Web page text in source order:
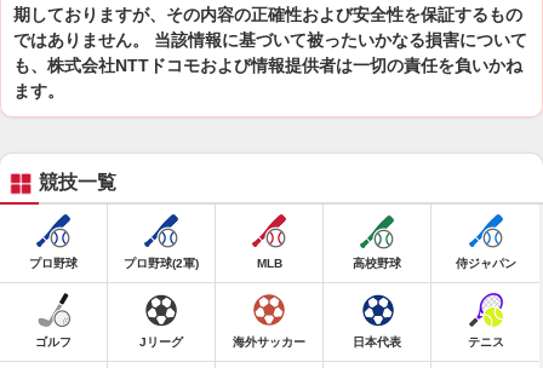
期しておりますが、その内容の正確性および安全性を保証するもの
ではありません。 当該情報に基づいて被ったいかなる損害について
も、株式会社NTTドコモおよび情報提供者は一切の責任を負いかね
ます。
競技一覧
プロ野球 プロ野球(2軍) MLB 高校野球 侍ジャパン
ゴルフ Jリーグ 海外サッカー 日本代表 テニス